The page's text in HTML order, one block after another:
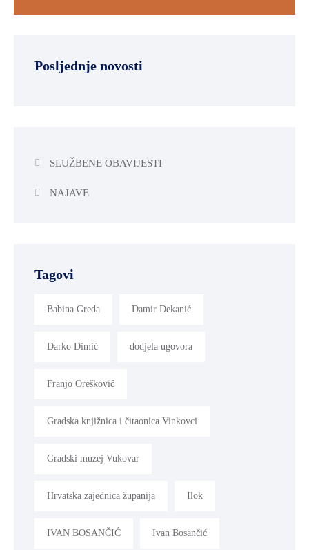
Posljednje novosti
SLUŽBENE OBAVIJESTI
NAJAVE
Tagovi
Babina Greda Damir Dekanić
Darko Dimić dodjela ugovora
Franjo Orešković
Gradska knjižnica i čitaonica Vinkovci
Gradski muzej Vukovar
Hrvatska zajednica županija Ilok
IVAN BOSANČIĆ Ivan Bosančić